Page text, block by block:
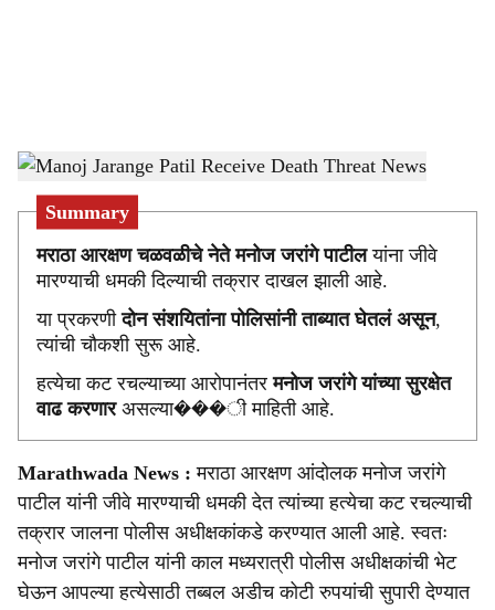
Manoj Jarange Patil Receive Death Threat News -sarkarnama
Summary
मराठा आरक्षण चळवळीचे नेते मनोज जरांगे पाटीलयांना जीवे
मारण्याची धमकी दिल्याची तक्रार दाखल झाली आहे.
या प्रकरणीदोन संशयितांना पोलिसांनी ताब्यात घेतलं असून,
त्यांची चौकशी सुरू आहे.
हत्येचा कट रचल्याच्या आरोपानंतरमनोज जरांगे यांच्या सुरक्षेत
वाढ करणार असल्या���ी माहिती आहे.
Marathwada News : मराठा आरक्षण आंदोलक मनोज जरांगे
पाटील यांनी जीवे मारण्याची धमकी देत त्यांच्या हत्येचा कट रचल्याची
तक्रार जालना पोलीस अधीक्षकांकडे करण्यात आली आहे. स्वतः
मनोज जरांगे पाटील यांनी काल मध्यरात्री पोलीस अधीक्षकांची भेट
घेऊन आपल्या हत्येसाठी तब्बल अडीच कोटी रुपयांची सुपारी देण्यात